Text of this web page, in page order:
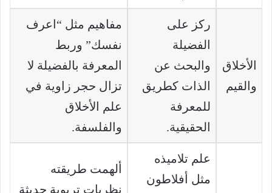
الأخلاق
والقيم
ركز على
الفضيلة
والبحث عن
الذات كطريق
للمعرفة
الحقيقية.
مفاهيم مثل “اعرف
نفسك” وربط
المعرفة بالفضيلة لا
تزال حجر زاوية في
علم الأخلاق
والفلسفة.
علم تلاميذه
مثل أفلاطون
ألهمت طريقته
نظريات تربوية حديثة